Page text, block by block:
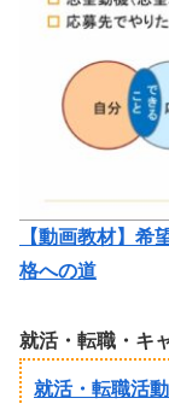
【動画教材】希
格への道
就活・転職・キ
就活・転職活